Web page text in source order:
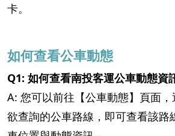
卡。
如何查看公車動態
Q1: 如何查看南投客運公車動態資
A: 您可以前往【公車動態】頁面
欲查詢的公車路線，即可查看該路